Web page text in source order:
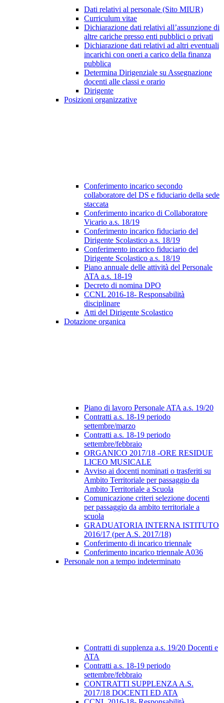
Dati relativi al personale (Sito MIUR)
Curriculum vitae
Dichiarazione dati relativi all’assunzione di
altre cariche presso enti pubblici o privati
Dichiarazione dati relativi ad altri eventuali
incarichi con oneri a carico della finanza
pubblica
Determina Dirigenziale su Assegnazione
docenti alle classi e orario
Dirigente
Posizioni organizzative
Conferimento incarico secondo
collaboratore del DS e fiduciario della sede
staccata
Conferimento incarico di Collaboratore
Vicario a.s. 18/19
Conferimento incarico fiduciario del
Dirigente Scolastico a.s. 18/19
Conferimento incarico fiduciario del
Dirigente Scolastico a.s. 18/19
Piano annuale delle attività del Personale
ATA a.s. 18-19
Decreto di nomina DPO
CCNL 2016-18- Responsabilità
disciplinare
Atti del Dirigente Scolastico
Dotazione organica
Piano di lavoro Personale ATA a.s. 19/20
Contratti a.s. 18-19 periodo
settembre/marzo
Contratti a.s. 18-19 periodo
settembre/febbraio
ORGANICO 2017/18 -ORE RESIDUE
LICEO MUSICALE
Avviso ai docenti nominati o trasferiti su
Ambito Territoriale per passaggio da
Ambito Territoriale a Scuola
Comunicazione criteri selezione docenti
per passaggio da ambito territoriale a
scuola
GRADUATORIA INTERNA ISTITUTO
2016/17 (per A.S. 2017/18)
Conferimento di incarico triennale
Conferimento incarico triennale A036
Personale non a tempo indeterminato
Contratti di supplenza a.s. 19/20 Docenti e
ATA
Contratti a.s. 18-19 periodo
settembre/febbraio
CONTRATTI SUPPLENZA A.S.
2017/18 DOCENTI ED ATA